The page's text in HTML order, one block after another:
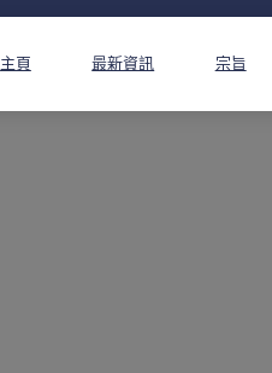
主頁 最新資訊 宗旨